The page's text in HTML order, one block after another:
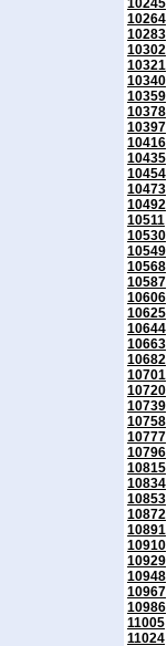
10245
10264
10283
10302
10321
10340
10359
10378
10397
10416
10435
10454
10473
10492
10511
10530
10549
10568
10587
10606
10625
10644
10663
10682
10701
10720
10739
10758
10777
10796
10815
10834
10853
10872
10891
10910
10929
10948
10967
10986
11005
11024